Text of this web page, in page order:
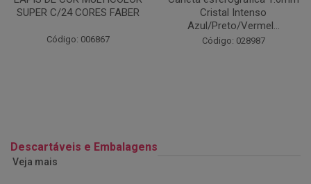
Cristal Intenso
Código: 028987
& LEO
Código: 028164
Descartáveis e Embalagens
Veja mais